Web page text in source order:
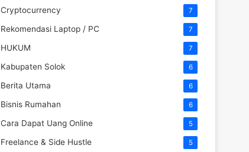
Cryptocurrency 7
Rekomendasi Laptop / PC 7
HUKUM 7
Kabupaten Solok 6
Berita Utama 6
Bisnis Rumahan 6
Cara Dapat Uang Online 5
Freelance & Side Hustle 5